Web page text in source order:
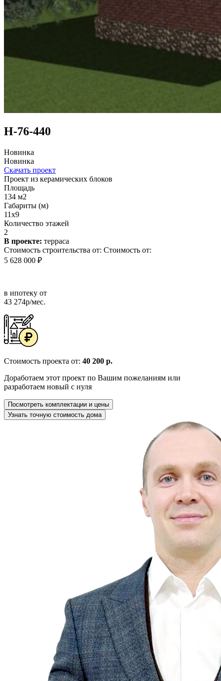
Н-76-440
Новинка
Новинка
Скачать проект
Проект из керамических блоков
Площадь
134 м2
Габариты (м)
11х9
Количество этажей
2
В проекте: терраса
Стоимость строительства от: Стоимость от:
5 628 000 ₽
в ипотеку от
43 274р/мес.
Стоимость проекта от: 40 200 р.
Доработаем этот проект по Вашим пожеланиям или
разработаем новый с нуля
Посмотреть комплектации и цены
Узнать точную стоимость дома